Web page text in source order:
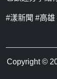
#漾新聞 #高
Copyright ©